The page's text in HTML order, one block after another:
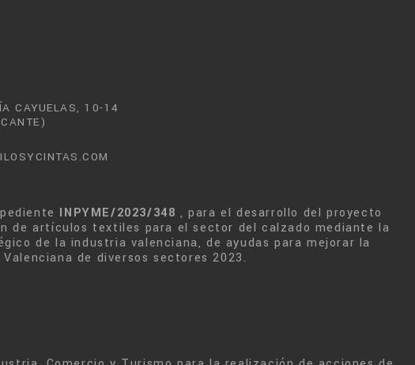
CAYUELAS, 10-14
INPYME/2023/348 , para el desarrollo del proyecto
de artículos textiles para el sector del calzado mediante la
de la industria valenciana, de ayudas para mejorar la
de diversos sectores 2023.